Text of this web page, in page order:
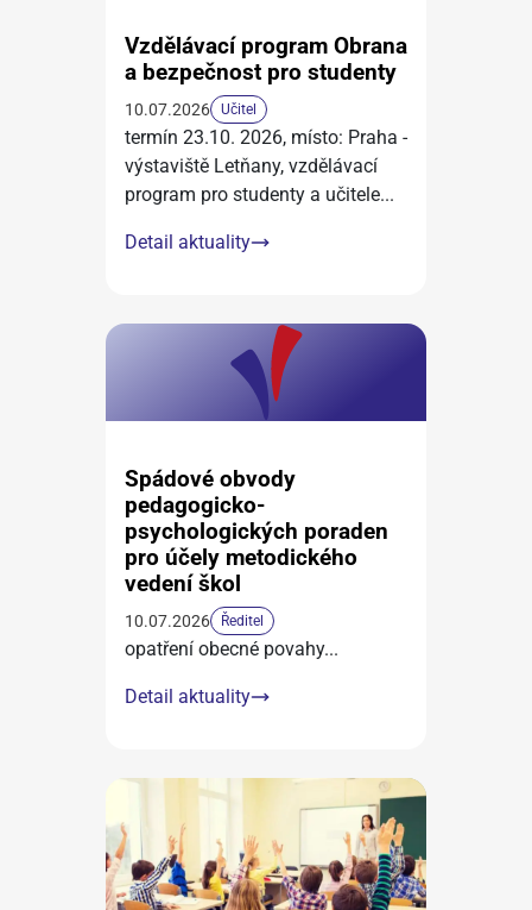
Vzdělávací program Obrana
a bezpečnost pro studenty
10.07.2026 Učitel
termín 23.10. 2026, místo: Praha -
výstaviště Letňany, vzdělávací
program pro studenty a učitele...
Detail aktuality
Spádové obvody
pedagogicko-
psychologických poraden
pro účely metodického
vedení škol
10.07.2026 Ředitel
opatření obecné povahy...
Detail aktuality